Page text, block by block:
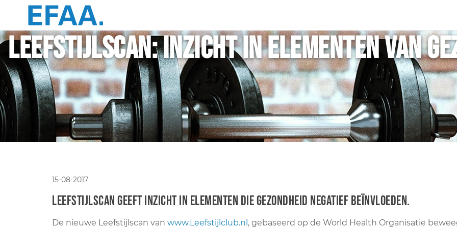
Leefstijlscan: inzicht in elementen van
15-08-2017
Leefstijlscan geeft inzicht in elementen die gezondheid negatief beïnvloeden.
De nieuwe Leefstijlscan van www.Leefstijlclub.nl , gebaseerd op de World Health Organisatie